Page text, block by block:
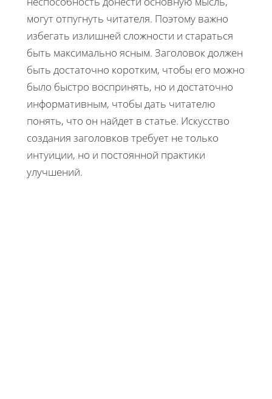
могут отпугнуть читателя. Поэтому важно
избегать излишней сложности и стараться
быть максимально ясным. Заголовок должен
быть достаточно коротким, чтобы его можно
было быстро воспринять, но и достаточно
информативным, чтобы дать читателю
понять, что он найдет в статье. Искусство
создания заголовков требует не только
интуиции, но и постоянной практики
улучшений.